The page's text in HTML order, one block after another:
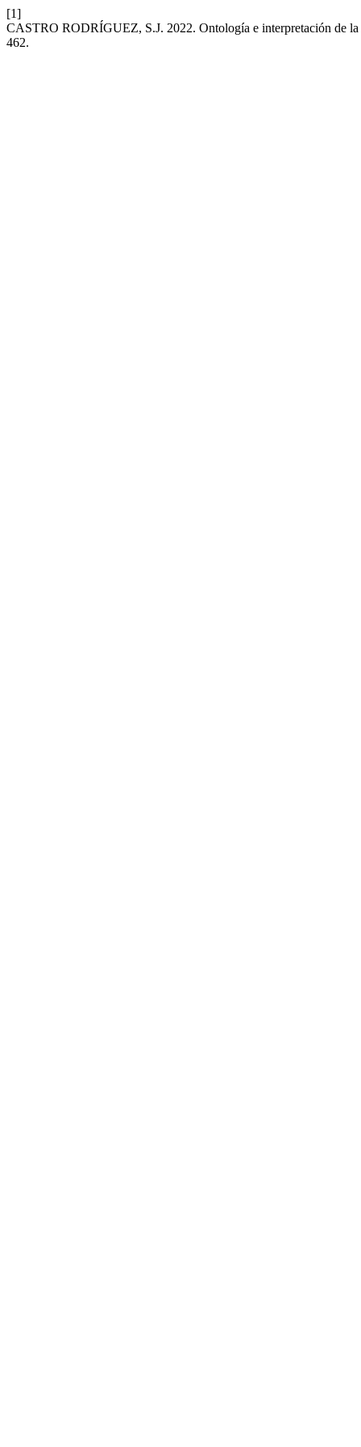
[1]
CASTRO RODRÍGUEZ, S.J. 2022. Ontología e interpretación de la
462.